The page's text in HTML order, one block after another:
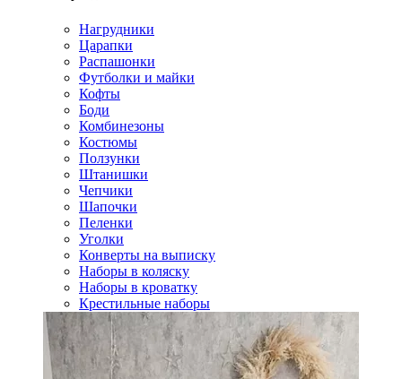
Нагрудники
Царапки
Распашонки
Футболки и майки
Кофты
Боди
Комбинезоны
Костюмы
Ползунки
Штанишки
Чепчики
Шапочки
Пеленки
Уголки
Конверты на выписку
Наборы в коляску
Наборы в кроватку
Крестильные наборы